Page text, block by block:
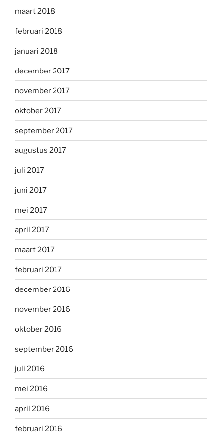
maart 2018
februari 2018
januari 2018
december 2017
november 2017
oktober 2017
september 2017
augustus 2017
juli 2017
juni 2017
mei 2017
april 2017
maart 2017
februari 2017
december 2016
november 2016
oktober 2016
september 2016
juli 2016
mei 2016
april 2016
februari 2016